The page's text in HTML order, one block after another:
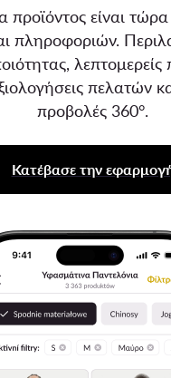
προϊόντος είναι
πληροφοριών.
λεπτομερείς
πελατών
προβολές 360°.
Κατέβασε την